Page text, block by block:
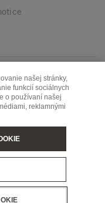
našej stránky,
funkcií sociálnych
o používaní našej
reklamnými